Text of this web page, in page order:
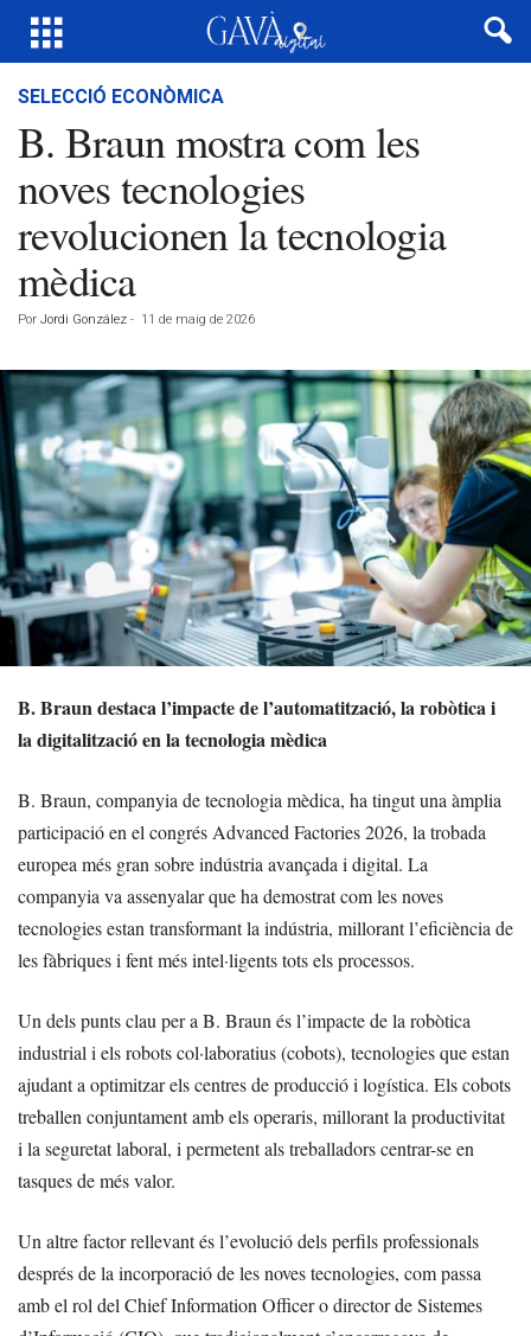
SELECCIÓ ECONÒMICA
B. Braun mostra com les
noves tecnologies
revolucionen la tecnologia
mèdica
Por Jordi González - 11 de maig de 2026
B. Braun destaca l’impacte de l’automatització, la robòtica i
la digitalització en la tecnologia mèdica
B. Braun, companyia de tecnologia mèdica, ha tingut una àmplia
participació en el congrés Advanced Factories 2026, la trobada
europea més gran sobre indústria avançada i digital. La
companyia va assenyalar que ha demostrat com les noves
tecnologies estan transformant la indústria, millorant l’eficiència de
les fàbriques i fent més intel·ligents tots els processos.
Un dels punts clau per a B. Braun és l’impacte de la robòtica
industrial i els robots col·laboratius (cobots), tecnologies que estan
ajudant a optimitzar els centres de producció i logística. Els cobots
treballen conjuntament amb els operaris, millorant la productivitat
i la seguretat laboral, i permetent als treballadors centrar-se en
tasques de més valor.
Un altre factor rellevant és l’evolució dels perfils professionals
després de la incorporació de les noves tecnologies, com passa
amb el rol del Chief Information Officer o director de Sistemes